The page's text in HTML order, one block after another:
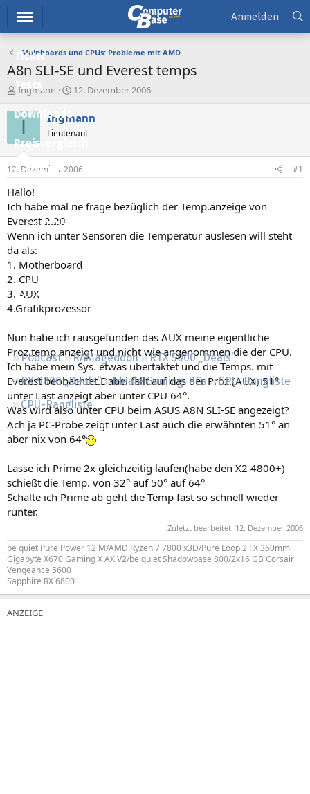
Ticker
Tests
Downloads
Preisvergleich
Forum
Aktuelles
Empfohlene Inhalte
Neue Beiträge
Neueste Aktivitäten
Leserartikel
Podcast RAMageddon
RTX 5000 „Deals“
RX 9000 „Deals“
Ideale Gaming-PCs
GPU-Rangliste
CPU-Rangliste
Anmelden
Mainboards und CPUs: Probleme mit AMD
A8n SLI-SE und Everest temps
E
s
e
e
r
Ingmann
E
s
e
l
t
12. Dezember 2006
I Ingmann
Lieutenant
12. Dezember 2006 #1
Hallo!
Ich habe mal ne frage bezüglich der Temp.anzeige von
Everest 2.20
Wenn ich unter Sensoren die Temperatur auslesen will steht
da als:
1. Motherboard
2. CPU
3. AUX
4.Grafikprozessor
Nun habe ich rausgefunden das AUX meine eigentliche
Proz.temp anzeigt und nicht wie angenommen die der CPU.
Ich habe mein Sys. etwas übertaktet und die Temps. mit
Everest beobachtet.Dabei fällt auf das der Proz.(AUX) 51°
unter Last anzeigt aber unter CPU 64°.
Was wird also unter CPU beim ASUS A8N SLI-SE angezeigt?
Ach ja PC-Probe zeigt unter Last auch die erwähnten 51° an
aber nix von 64°
Lasse ich Prime 2x gleichzeitig laufen(habe den X2 4800+)
schießt die Temp. von 32° auf 50° auf 64°
Schalte ich Prime ab geht die Temp fast so schnell wieder
runter.
Zuletzt bearbeitet: 12. Dezember 2006
be quiet Pure Power 12 M/AMD Ryzen 7 7800 x3D/Pure Loop 2 FX 360mm
Gigabyte X670 Gaming X AX V2/be quiet Shadowbase 800/2x16 GB Corsair
Vengeance 5600
Sapphire RX 6800